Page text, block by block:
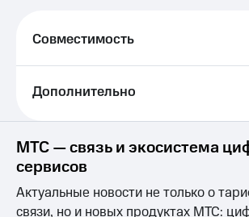
SIM-
на
Для дома
Выберите
и подключите
ТВ
с выгодным
Личный
интернета
ТВ
спутникового
ТВ
Скачать
приложение
Мой
Совместимость
Дополнительно
МТС — связь и экосистема
сервисов
Актуальные новости не только о
связи, но и новых продуктах МТС: